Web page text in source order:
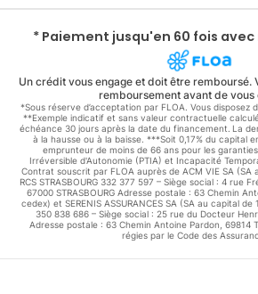
* Paiement jusqu'en 60 fois
Un crédit vous engage et doit être remboursé.
remboursement avant de vous
*Sous réserve d’acceptation par FLOA. Vous disposez
**Exemple indicatif et sans valeur contractuelle
échéance 30 jours après la date du financement. La
à la hausse ou à la baisse. ***Soit 0,17% du capital
emprunteur de moins de 66 ans pour les
Irréversible d'Autonomie (PTIA) et Incapacité
Contrat souscrit par FLOA auprès de ACM VIE SA (SA
RCS STRASBOURG 332 377 597 – Siège social : 4 rue
67000 STRASBOURG Adresse postale : 63 Chemin
cedex) et SERENIS ASSURANCES SA (SA au capital de
350 838 686 – Siège social : 25 rue du Docteur
Adresse postale : 63 Chemin Antoine Pardon, 69814
régies par le Code des